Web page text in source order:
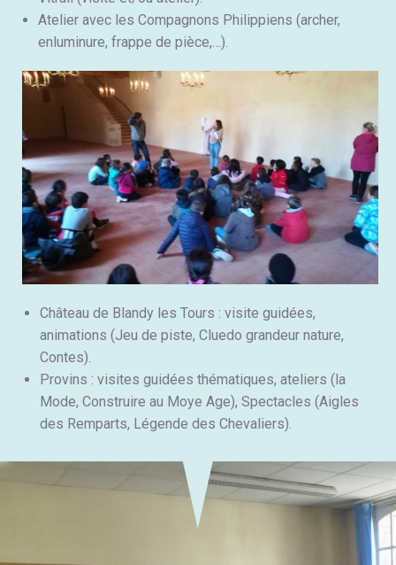
Atelier avec les Compagnons Philippiens (archer,
enluminure, frappe de pièce,…).
Château de Blandy les Tours : visite guidées,
animations (Jeu de piste, Cluedo grandeur nature,
Contes).
Provins : visites guidées thématiques, ateliers (la
Mode, Construire au Moye Age), Spectacles (Aigles
des Remparts, Légende des Chevaliers).